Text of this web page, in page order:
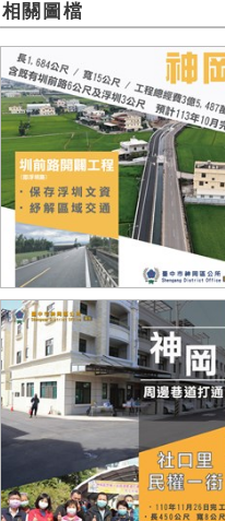
相關圖檔
圳前路開闢工程